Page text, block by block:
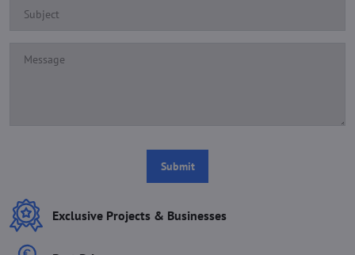
Submit
Exclusive Projects & Businesses